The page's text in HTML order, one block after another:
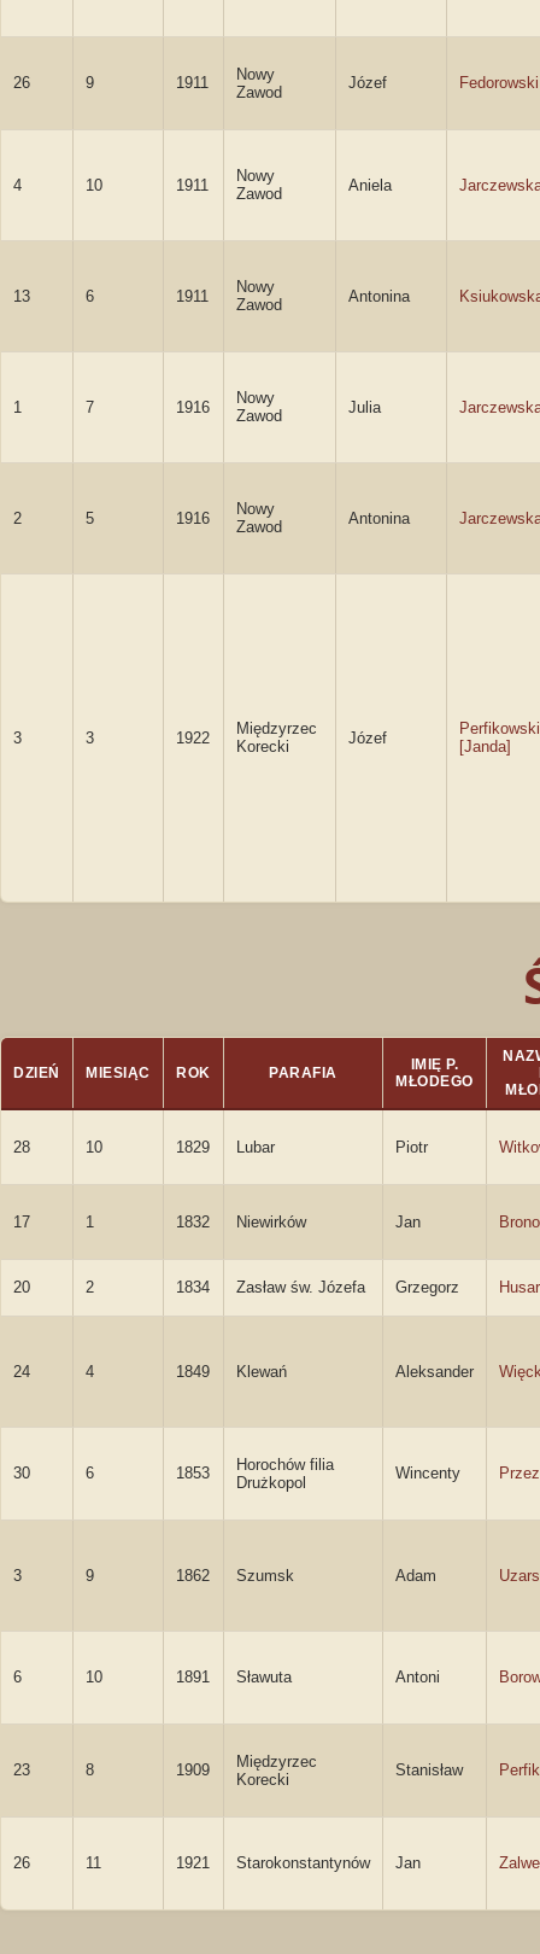
26 9 1911
Nowy
Zawod
Józef Fedorowski
4 10 1911
Nowy
Zawod
Aniela
13 6 1911
Nowy
Zawod
Antonina
1 7 1916
Nowy
Zawod
Julia
2 5 1916
Nowy
Zawod
Antonina
3 3 1922
Międzyrzec
Korecki
Józef
Perfikowski
[Janda]
DZIEŃ MIESIĄC ROK PARAFIA
IMIĘ P.
MŁODEGO
28 10 1829 Lubar Piotr
17 1 1832 Niewirków Jan
20 2 1834 Zasław św. Józefa Grzegorz
24 4 1849 Klewań Aleksander
30 6 1853
Horochów filia
Drużkopol
Wincenty
3 9 1862 Szumsk Adam
6 10 1891 Sławuta Antoni
23 8 1909
Międzyrzec
Korecki
Stanisław
26 11 1921 Starokonstantynów Jan